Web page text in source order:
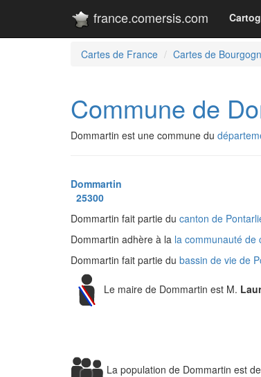
france.comersis.com
Cartes de France Cartes de
Commune de
Dommartin est une commune du
Dommartin
25300
Dommartin fait partie du canton de
Dommartin adhère à la la communauté de
Dommartin fait partie du bassin de vie de
Le maire de Dommartin est M.
La population de Dommartin est de